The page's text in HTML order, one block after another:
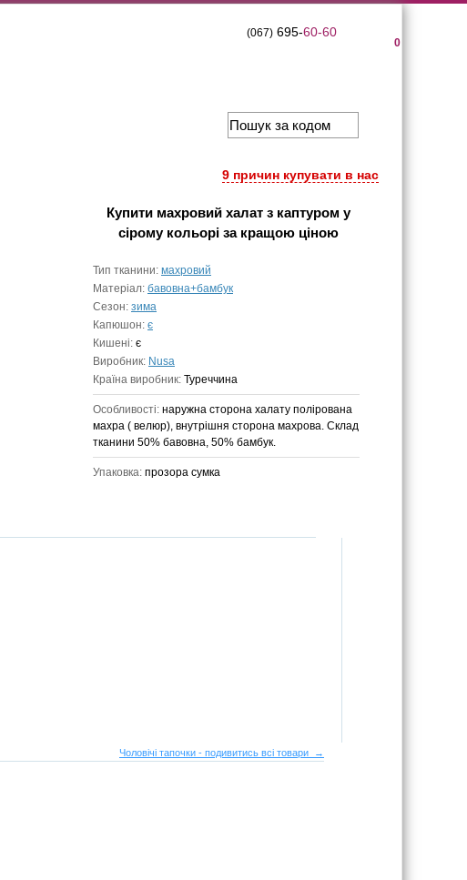
0
(067)695-60-60
9 причин купувати в нас
Купити махровий халат з каптуром у
сірому кольорі за кращою ціною
Тип тканини: махровий
Матеріал: бавовна+бамбук
Сезон: зима
Капюшон: є
Кишені: є
Виробник: Nusa
Країна виробник: Туреччина
Особливості: наружна сторона халату полірована
махра ( велюр), внутрішня сторона махрова. Склад
тканини 50% бавовна, 50% бамбук.
Упаковка: прозора сумка
Чоловічі тапочки - подивитись всі товари →